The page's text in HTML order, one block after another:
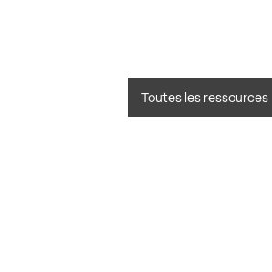
Toutes les ressources